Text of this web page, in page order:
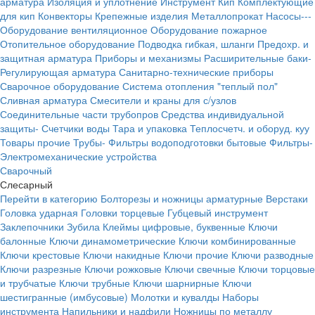
для кип Конвекторы Крепежные изделия Металлопрокат Насосы---
Оборудование вентиляционное Оборудование пожарное
Отопительное оборудование Подводка гибкая, шланги Предохр. и
защитная арматура Приборы и механизмы Расширительные баки-
Регулирующая арматура Санитарно-технические приборы
Сварочное оборудование Система отопления "теплый пол"
Сливная арматура Смесители и краны для с/узлов
Соединительные части трубопров Средства индивидуальной
защиты- Счетчики воды Тара и упаковка Теплосчетч. и оборуд. куу
Товары прочие Трубы- Фильтры водоподготовки бытовые Фильтры-
Электромеханические устройства
Сварочный
Слесарный
Перейти в категорию Болторезы и ножницы арматурные Верстаки
Головка ударная Головки торцевые Губцевый инструмент
Заклепочники Зубила Клеймы цифровые, буквенные Ключи
балонные Ключи динамометрические Ключи комбинированные
Ключи крестовые Ключи накидные Ключи прочие Ключи разводные
Ключи разрезные Ключи рожковые Ключи свечные Ключи торцовые
и трубчатые Ключи трубные Ключи шарнирные Ключи
шестигранные (имбусовые) Молотки и кувалды Наборы
инструмента Напильники и надфили Ножницы по металлу